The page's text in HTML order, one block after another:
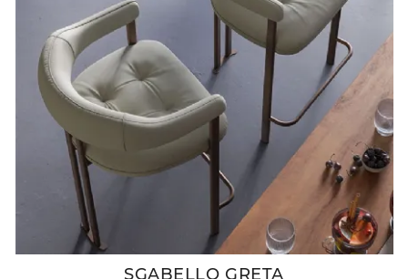
SGABELLO GRETA